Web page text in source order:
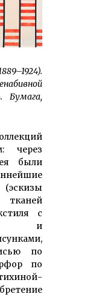
Бумага,
через
были
(эскизы
с
и
по
по